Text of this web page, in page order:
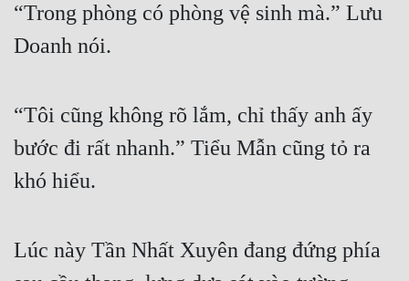
Truyện Nữ
Xây Dựng Thế Lực
“Trong phòng có phòng vệ sinh mà.” Lưu
Doanh nói.
“Tôi cũng không rõ lắm, chỉ thấy anh ấy
bước đi rất nhanh.” Tiểu Mẫn cũng tỏ ra
khó hiểu.
Lúc này Tần Nhất Xuyên đang đứng phía